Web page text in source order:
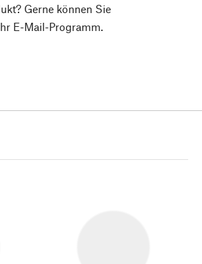
Gerne können Sie
E-Mail-Programm.